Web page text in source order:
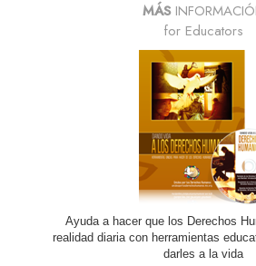
MÁS
for Educators
Ayuda a hacer que los Derechos
realidad diaria con herramientas
darles a la vida